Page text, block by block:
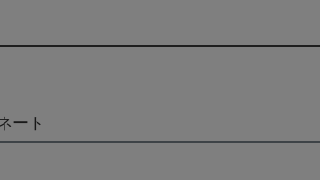
ート